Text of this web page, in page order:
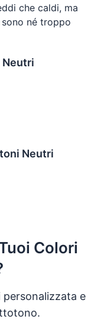
che caldi, ma
né troppo
Neutri
Colori
e